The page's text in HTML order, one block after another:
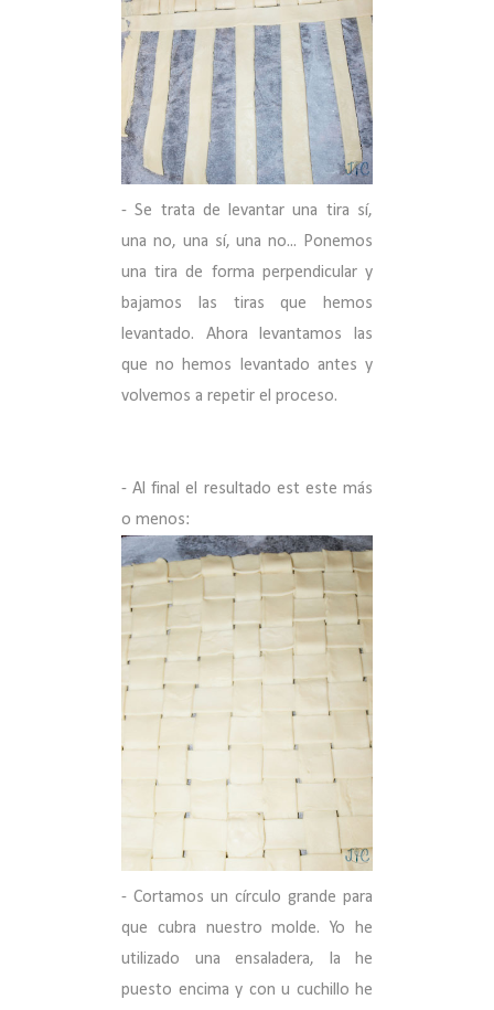
- Se trata de levantar una tira sí,
una no, una sí, una no... Ponemos
una tira de forma perpendicular y
bajamos las tiras que hemos
levantado. Ahora levantamos las
que no hemos levantado antes y
volvemos a repetir el proceso.
- Al final el resultado est este más
o menos:
- Cortamos un círculo grande para
que cubra nuestro molde. Yo he
utilizado una ensaladera, la he
puesto encima y con u cuchillo he